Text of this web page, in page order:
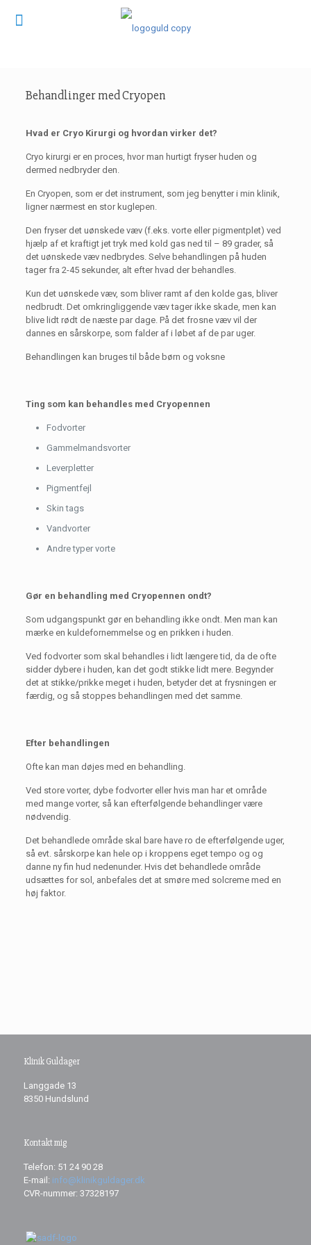
Behandlinger med Cryopen
Hvad er Cryo Kirurgi og hvordan virker det?
Cryo kirurgi er en proces, hvor man hurtigt fryser huden og
dermed nedbryder den.
En Cryopen, som er det instrument, som jeg benytter i min klinik,
ligner nærmest en stor kuglepen.
Den fryser det uønskede væv (f.eks. vorte eller pigmentplet) ved
hjælp af et kraftigt jet tryk med kold gas ned til – 89 grader, så
det uønskede væv nedbrydes. Selve behandlingen på huden
tager fra 2-45 sekunder, alt efter hvad der behandles.
Kun det uønskede væv, som bliver ramt af den kolde gas, bliver
nedbrudt. Det omkringliggende væv tager ikke skade, men kan
blive lidt rødt de næste par dage. På det frosne væv vil der
dannes en sårskorpe, som falder af i løbet af de par uger.
Behandlingen kan bruges til både børn og voksne
Ting som kan behandles med Cryopennen
Fodvorter
Gammelmandsvorter
Leverpletter
Pigmentfejl
Skin tags
Vandvorter
Andre typer vorte
Gør en behandling med Cryopennen ondt?
Som udgangspunkt gør en behandling ikke ondt. Men man kan
mærke en kuldefornemmelse og en prikken i huden.
Ved fodvorter som skal behandles i lidt længere tid, da de ofte
sidder dybere i huden, kan det godt stikke lidt mere. Begynder
det at stikke/prikke meget i huden, betyder det at frysningen er
færdig, og så stoppes behandlingen med det samme.
Efter behandlingen
Ofte kan man døjes med en behandling.
Ved store vorter, dybe fodvorter eller hvis man har et område
med mange vorter, så kan efterfølgende behandlinger være
nødvendig.
Det behandlede område skal bare have ro de efterfølgende uger,
så evt. sårskorpe kan hele op i kroppens eget tempo og og
danne ny fin hud nedenunder. Hvis det behandlede område
udsættes for sol, anbefales det at smøre med solcreme med en
høj faktor.
Klinik Guldager
Langgade 13
8350 Hundslund
Kontakt mig
​Telefon: 51 24 90 28
E-mail: info@klinikguldager.dk
CVR-nummer: 37328197